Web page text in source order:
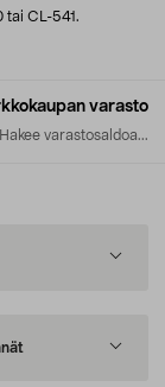
varasto
Hakee varastosaldoa...
tai CL-541.